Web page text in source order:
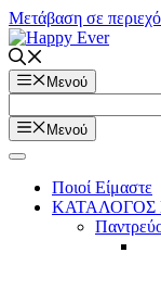
Μετάβαση σε
Μενού
Μενού
Ποιοί Είμαστε
ΚΑΤΑΛΟΓΟΣ